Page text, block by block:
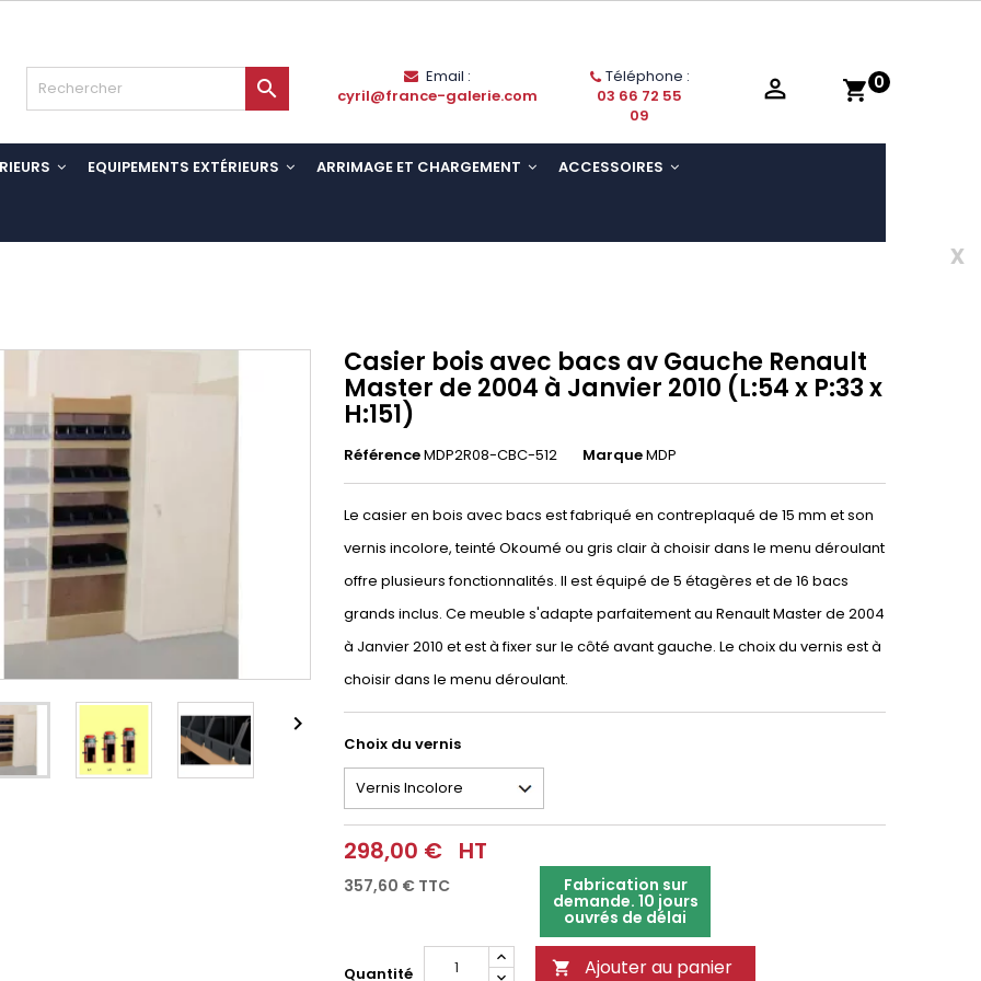
shopping_cart 0

Email :
cyril@france-galerie.com
Téléphone :
03 66 72 55
09

EQUIPEMENTS EXTÉRIEURS ARRIMAGE ET CHARGEMENT ACCESSOIRES
x

Casier bois avec bacs av Gauche Renault
Master de 2004 à Janvier 2010 (L:54 x P:33 x
H:151)
RéférenceMDP2R08-CBC-512 MarqueMDP
Le casier en bois avec bacs est fabriqué en contreplaqué de 15 mm et son
vernis incolore, teinté Okoumé ou gris clair à choisir dans le menu déroulant
offre plusieurs fonctionnalités. Il est équipé de 5 étagères et de 16 bacs
grands inclus. Ce meuble s'adapte parfaitement au Renault Master de 2004
à Janvier 2010 et est à fixer sur le côté avant gauche. Le choix du vernis est à
choisir dans le menu déroulant.
Choix du vernis
298,00 € HT
357,60 € TTC Fabrication sur
demande. 10 jours
ouvrés de délai
Quantité  Ajouter au panier